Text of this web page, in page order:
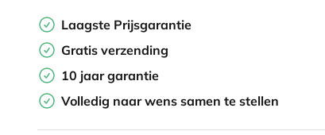
Laagste Prijsgarantie
Gratis verzending
10 jaar garantie
Volledig naar wens samen te stellen